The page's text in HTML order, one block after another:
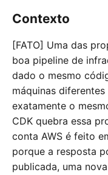
Contexto
[FATO] Uma das
boa pipeline de
dado o mesmo
máquinas
exatamente o
CDK quebra essa
conta AWS é feito
porque a resposta
publicada, uma